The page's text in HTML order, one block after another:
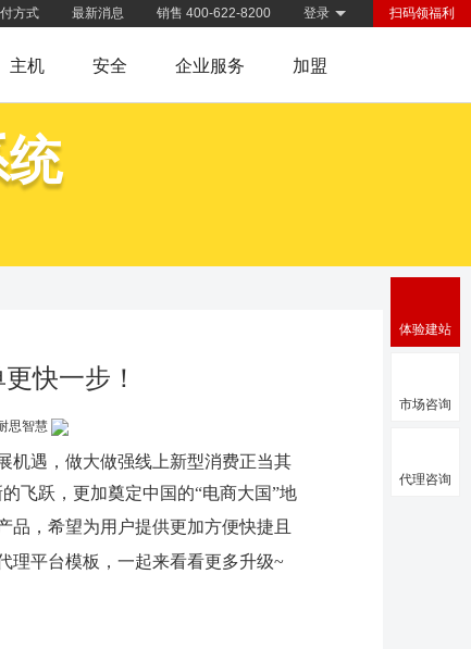
扫码领福利
登录
销售 400-622-8200
最新消息
方式
主机 安全 企业服务 加盟
快一步！
思智慧
机遇，做大做强线上新型消费正当其
飞跃，更加奠定中国的“电商大国”地
，希望为用户提供更加方便快捷且
理平台模板，一起来看看更多升级~
体验建站
市场咨询
代理咨询